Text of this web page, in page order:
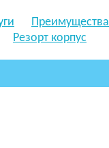
Преимущества
Резорт корпус